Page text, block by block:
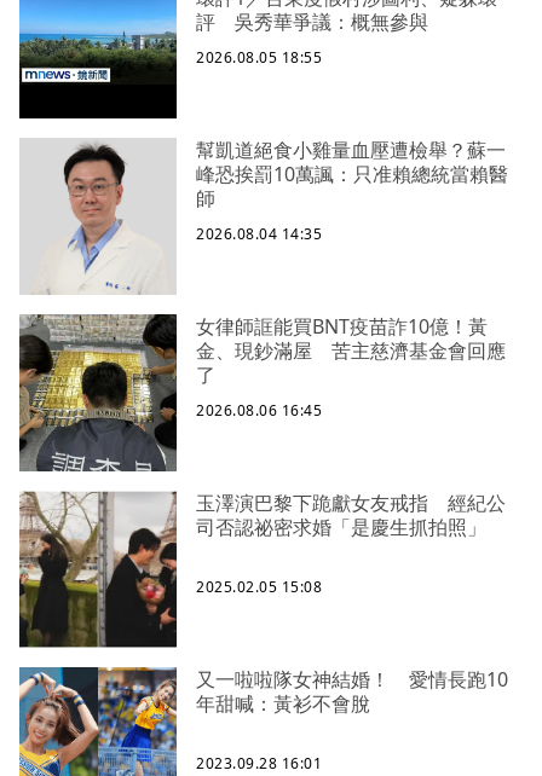
評 吳秀華爭議：概無參與
2026.08.05 18:55
幫凱道絕食小雞量血壓遭檢舉？蘇一
峰恐挨罰10萬諷：只准賴總統當賴醫
師
2026.08.04 14:35
女律師誆能買BNT疫苗詐10億！黃
金、現鈔滿屋 苦主慈濟基金會回應
了
2026.08.06 16:45
玉澤演巴黎下跪獻女友戒指 經紀公
司否認祕密求婚「是慶生抓拍照」
2025.02.05 15:08
又一啦啦隊女神結婚！ 愛情長跑10
年甜喊：黃衫不會脫
2023.09.28 16:01